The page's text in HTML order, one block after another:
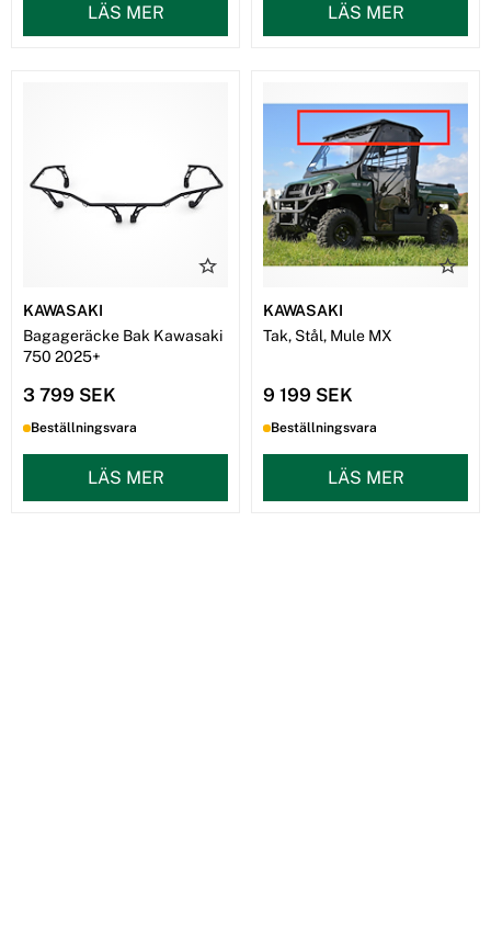
LÄS MER LÄS MER
KAWASAKI
Bagageräcke Bak Kawasaki
750 2025+
3 799 SEK
Beställningsvara
LÄS MER
KAWASAKI
Tak, Stål, Mule MX
9 199 SEK
Beställningsvara
LÄS MER